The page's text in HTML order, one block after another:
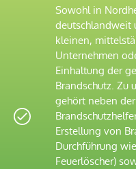
Sowohl in
deutschlandweit
kleinen,
Unternehmen
Einhaltung der
Brandschutz. Zu
gehört neben
Erstellung von
Durchführung
Feuerlöscher)